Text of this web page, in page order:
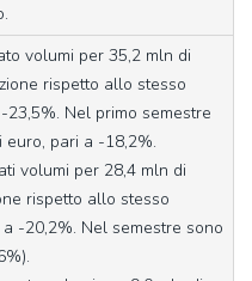
volumi per 35,2 mln di
rispetto allo stesso
Nel primo semestre
pari a -18,2%.
volumi per 28,4 mln di
rispetto allo stesso
-20,2%. Nel semestre sono